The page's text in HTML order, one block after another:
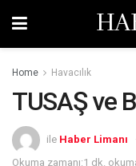
Home Havacılık
TUSAŞ ve
ile Haber Limanı
Okuma zamanı:1 dk.